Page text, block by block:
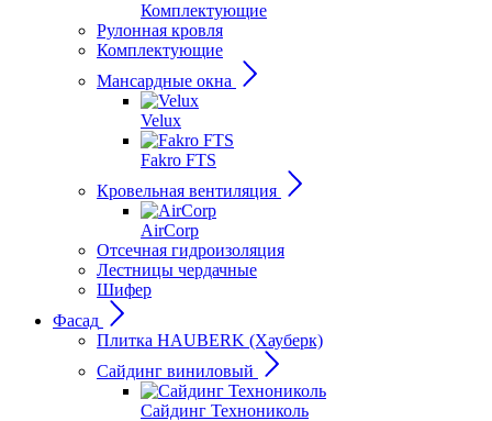
Комплектующие
Рулонная кровля
Комплектующие
Мансардные окна
Velux
Fakro FTS
Кровельная вентиляция
AirCorp
Отсечная гидроизоляция
Лестницы чердачные
Шифер
Фасад
Плитка HAUBERK (Хауберк)
Сайдинг виниловый
Сайдинг Технониколь